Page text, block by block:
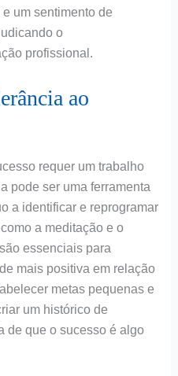
um sentimento de
o
profissional.
ao
requer um trabalho
pode ser uma ferramenta
a identificar e reprogramar
a meditação e o
essenciais para
mais positiva em relação
metas pequenas e
um histórico de
de que o sucesso é algo